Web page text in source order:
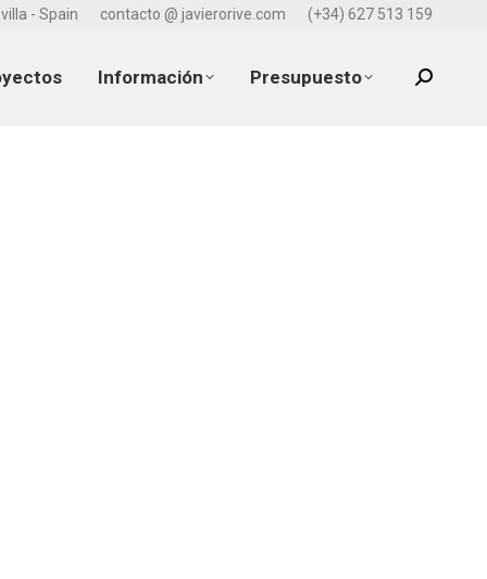
- Spain contacto @ javierorive.com (+34) 627 513 159
Información Presupuesto Search: